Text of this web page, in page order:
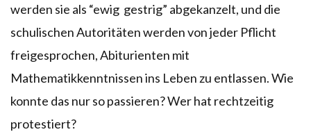
werden sie als “ewig gestrig” abgekanzelt, und die
schulischen Autoritäten werden von jeder Pflicht
freigesprochen, Abiturienten mit
Mathematikkenntnissen ins Leben zu entlassen. Wie
konnte das nur so passieren? Wer hat rechtzeitig
protestiert?